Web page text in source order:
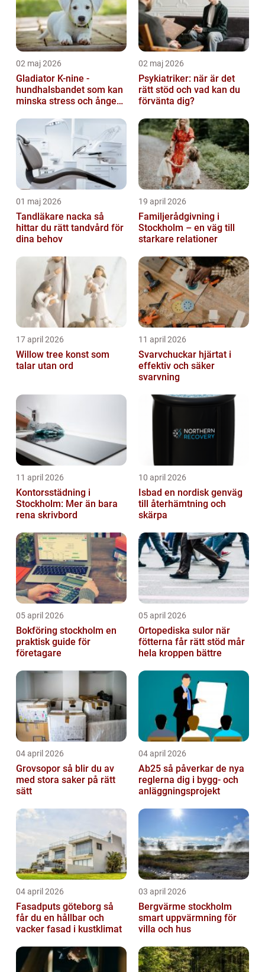
02 maj 2026
Gladiator K-nine -
hundhalsbandet som kan
minska stress och ångest
02 maj 2026
Psykiatriker: när är det
rätt stöd och vad kan du
förvänta dig?
01 maj 2026
Tandläkare nacka så
hittar du rätt tandvård för
dina behov
19 april 2026
Familjerådgivning i
Stockholm – en väg till
starkare relationer
17 april 2026
Willow tree konst som
talar utan ord
11 april 2026
Svarvchuckar hjärtat i
effektiv och säker
svarvning
11 april 2026
Kontorsstädning i
Stockholm: Mer än bara
rena skrivbord
10 april 2026
Isbad en nordisk genväg
till återhämtning och
skärpa
05 april 2026
Bokföring stockholm en
praktisk guide för
företagare
05 april 2026
Ortopediska sulor när
fötterna får rätt stöd mår
hela kroppen bättre
04 april 2026
Grovsopor så blir du av
med stora saker på rätt
sätt
04 april 2026
Ab25 så påverkar de nya
reglerna dig i bygg- och
anläggningsprojekt
04 april 2026
Fasadputs göteborg så
får du en hållbar och
vacker fasad i kustklimat
03 april 2026
Bergvärme stockholm
smart uppvärmning för
villa och hus